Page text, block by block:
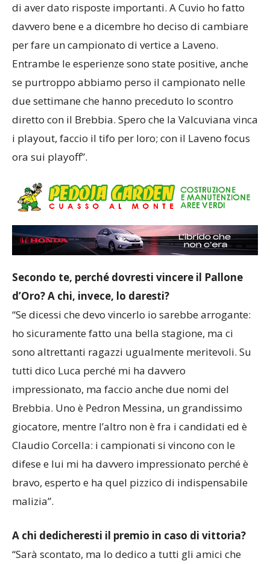
ottobre 2024, per cui dopo un anno di stop credo
di aver dato risposte importanti. A Cuvio ho fatto
davvero bene e a dicembre ho deciso di cambiare
per fare un campionato di vertice a Laveno.
Entrambe le esperienze sono state positive, anche
se purtroppo abbiamo perso il campionato nelle
due settimane che hanno preceduto lo scontro
diretto con il Brebbia. Spero che la Valcuviana vinca
i playout, faccio il tifo per loro; con il Laveno focus
Secondo te, perché dovresti vincere il Pallone
d’Oro? A chi, invece, lo daresti?
“Se dicessi che devo vincerlo io sarebbe arrogante:
ho sicuramente fatto una bella stagione, ma ci
sono altrettanti ragazzi ugualmente meritevoli. Su
tutti dico Luca perché mi ha davvero
impressionato, ma faccio anche due nomi del
Brebbia. Uno è Pedron Messina, un grandissimo
giocatore, mentre l’altro non è fra i candidati ed è
Claudio Corcella: i campionati si vincono con le
difese e lui mi ha davvero impressionato perché è